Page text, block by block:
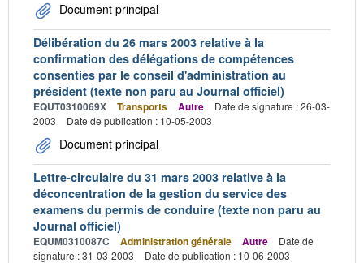
Document principal
Délibération du 26 mars 2003 relative à la
confirmation des délégations de compétences
consenties par le conseil d'administration au
président (texte non paru au Journal officiel)
EQUT0310069X Transports Autre
Date de signature : 26-03-
2003
Date de publication : 10-05-2003
Document principal
Lettre-circulaire du 31 mars 2003 relative à la
déconcentration de la gestion du service des
examens du permis de conduire (texte non paru au
Journal officiel)
EQUM0310087C Administration générale Autre
Date de
signature : 31-03-2003
Date de publication : 10-06-2003